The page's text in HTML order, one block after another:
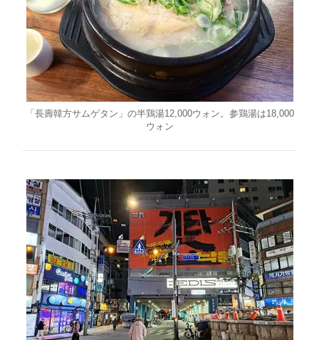
「長壽韓方サムゲタン」の半鶏湯12,000ウォン。参鶏湯は18,000
ウォン